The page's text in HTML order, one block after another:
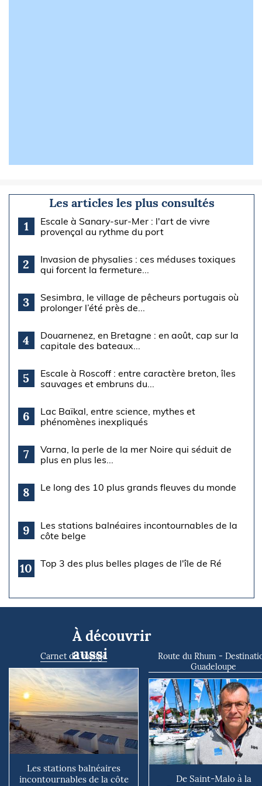
Les articles les plus consultés
1
Escale à Sanary-sur-Mer : l'art de vivre
provençal au rythme du port
2
Invasion de physalies : ces méduses toxiques
qui forcent la fermeture...
3
Sesimbra, le village de pêcheurs portugais où
prolonger l’été près de...
4
Douarnenez, en Bretagne : en août, cap sur la
capitale des bateaux...
5
Escale à Roscoff : entre caractère breton, îles
sauvages et embruns du...
6
Lac Baïkal, entre science, mythes et
phénomènes inexpliqués
7
Varna, la perle de la mer Noire qui séduit de
plus en plus les...
8 Le long des 10 plus grands fleuves du monde
9
Les stations balnéaires incontournables de la
côte belge
10 Top 3 des plus belles plages de l'île de Ré
À découvrir
aussi
Carnet de voyage
Les stations balnéaires
incontournables de la côte
Route du Rhum -
Guadeloupe
De Saint-Malo à la